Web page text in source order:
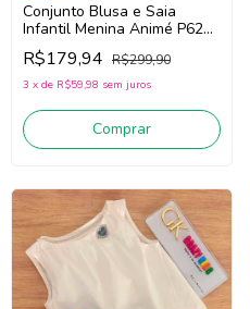
Conjunto Blusa e Saia
Infantil Menina Animé P6270
(Off White/Rosa)
R$179,94 R$299,90
3 x de R$59,98 sem juros
Comprar